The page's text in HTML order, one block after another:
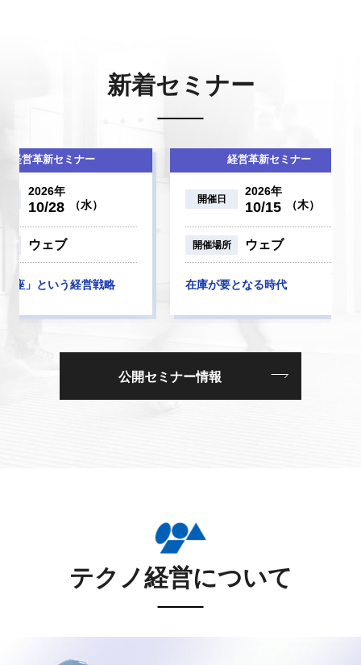
新着セミナー
セミナー
（水）
う経営戦略
経営革新セミナー
2026年
10/15 （木）
ウェブ
在庫が要となる時代
公開セミナー情報
テクノ経営について